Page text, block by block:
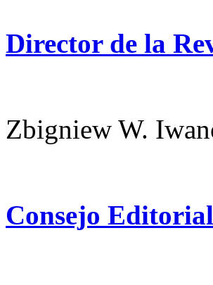
Director de la
Zbigniew W.
Consejo Editorial